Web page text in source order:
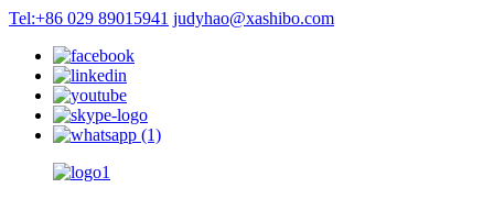
Tel:+86 029 89015941 judyhao@xashibo.com